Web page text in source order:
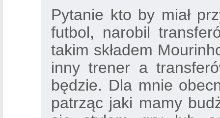
Pytanie kto by miał
futbol, narobil
takim składem
inny trener a
będzie. Dla mnie
patrząc jaki mamy